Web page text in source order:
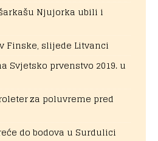
Njujorka ubili i
Finske, slijede Litvanci
Svjetsko prvenstvo 2019. u
za poluvreme pred
do bodova u Surdulici